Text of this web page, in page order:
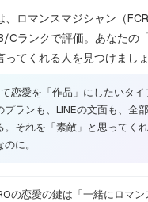
、ロマンスマジシャン（
Cランクで評価。あなたの
ってくれる人を見つけましょ
恋愛を「作品」にしたいタイ
プランも、LINEの文面も、全
。それを「素敵」と思ってく
に。
の恋愛の鍵は「一緒にロマン